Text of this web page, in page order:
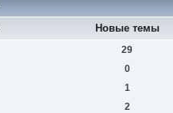
Новые темы
29
0
1
2